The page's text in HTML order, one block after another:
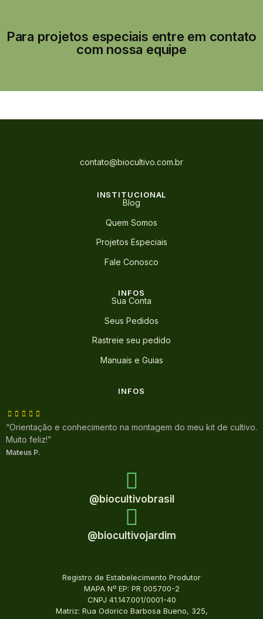
Para projetos especiais entre em contato
com nossa equipe
contato@biocultivo.com.br
INSTITUCIONAL
Blog
Quem Somos
Projetos Especiais
Fale Conosco
INFOS
Sua Conta
Seus Pedidos
Rastreie seu pedido
Manuais e Guias
INFOS
“Orientação e conhecimento na montagem do meu kit de cultivo.
Muito feliz!”
Mateus P.
@biocultivobrasil
@biocultivojardim
Registro de Estabelecimento Produtor
MAPA Nº EP: PR 005700-2
CNPJ 41.147.001/0001-40
Matriz: Rua Odorico Barbosa Bueno, 325,